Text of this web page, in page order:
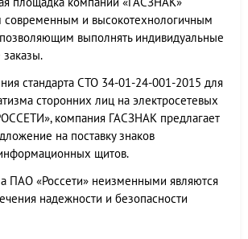
и высокотехнологичным
выполнять индивидуальные
стандарта СТО 34-01-24-001-2015 для
сторонних лиц на электросетевых
компания ГАСЗНАК предлагает
на поставку знаков
щитов.
ПАО «Россети» неизменными являются
надежности и безопасности